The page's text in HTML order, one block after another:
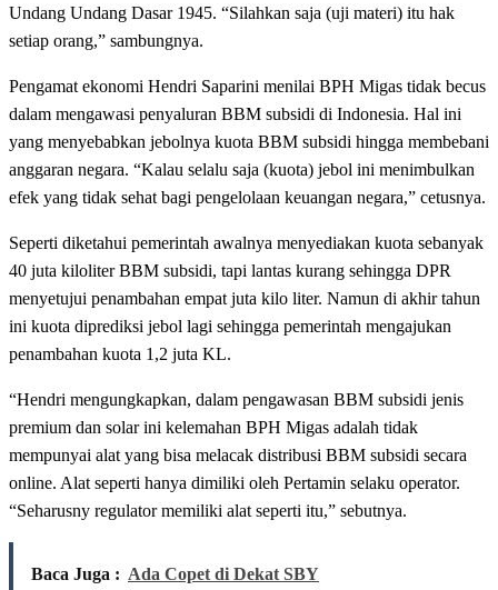
Undang Undang Dasar 1945. “Silahkan saja (uji materi) itu hak
setiap orang,” sambungnya.
Pengamat ekonomi Hendri Saparini menilai BPH Migas tidak becus
dalam mengawasi penyaluran BBM subsidi di Indonesia. Hal ini
yang menyebabkan jebolnya kuota BBM subsidi hingga membebani
anggaran negara. “Kalau selalu saja (kuota) jebol ini menimbulkan
efek yang tidak sehat bagi pengelolaan keuangan negara,” cetusnya.
Seperti diketahui pemerintah awalnya menyediakan kuota sebanyak
40 juta kiloliter BBM subsidi, tapi lantas kurang sehingga DPR
menyetujui penambahan empat juta kilo liter. Namun di akhir tahun
ini kuota diprediksi jebol lagi sehingga pemerintah mengajukan
penambahan kuota 1,2 juta KL.
“Hendri mengungkapkan, dalam pengawasan BBM subsidi jenis
premium dan solar ini kelemahan BPH Migas adalah tidak
mempunyai alat yang bisa melacak distribusi BBM subsidi secara
online. Alat seperti hanya dimiliki oleh Pertamin selaku operator.
“Seharusny regulator memiliki alat seperti itu,” sebutnya.
Baca Juga : Ada Copet di Dekat SBY